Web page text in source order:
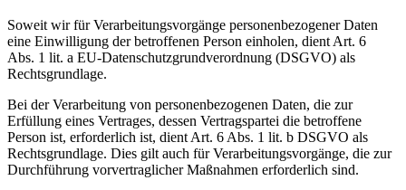
Soweit wir für Verarbeitungsvorgänge personenbezogener Daten
eine Einwilligung der betroffenen Person einholen, dient Art. 6
Abs. 1 lit. a EU-Datenschutzgrundverordnung (DSGVO) als
Rechtsgrundlage.
Bei der Verarbeitung von personenbezogenen Daten, die zur
Erfüllung eines Vertrages, dessen Vertragspartei die betroffene
Person ist, erforderlich ist, dient Art. 6 Abs. 1 lit. b DSGVO als
Rechtsgrundlage. Dies gilt auch für Verarbeitungsvorgänge, die zur
Durchführung vorvertraglicher Maßnahmen erforderlich sind.